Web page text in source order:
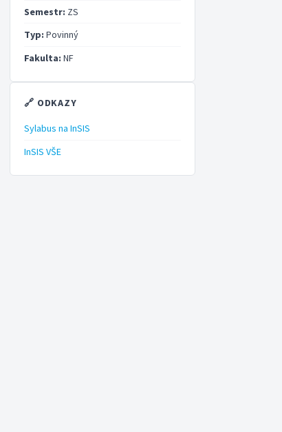
Semestr: ZS
Typ: Povinný
Fakulta: NF
🔗 ODKAZY
Sylabus na InSIS
InSIS VŠE